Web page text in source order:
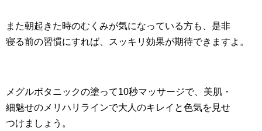
また朝起きた時のむくみが気になっている方も、是非
寝る前の習慣にすれば、スッキリ効果が期待できますよ。
メグルボタニックの塗って10秒マッサージで、美肌・
細魅せのメリハリラインで大人のキレイと色気を見せ
つけましょう。